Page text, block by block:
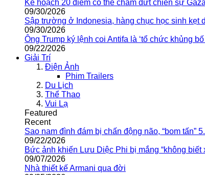
Kế hoạch 20 điểm có thể chấm dứt chiến sự
09/30/2026
Sập trường ở Indonesia, hàng chục học sinh kẹt
09/30/2026
Ông Trump ký lệnh coi Antifa là ‘tổ chức khủng bố
09/22/2026
Giải Trí
Điện Ảnh
Phim Trailers
Du Lịch
Thể Thao
Vui Lạ
Featured
Recent
Sao nam đình đám bị chấn động não, “bom tấn”
09/22/2026
Bức ảnh khiến Lưu Diệc Phi bị mắng “không biết
09/07/2026
Nhà thiết kế Armani qua đời